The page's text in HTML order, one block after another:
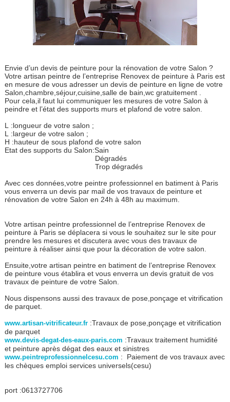
Envie d’un devis de peinture pour la rénovation de votre Salon ?
Votre artisan peintre de l’entreprise Renovex de peinture à Paris est
en mesure de vous adresser un devis de peinture en ligne de votre
Salon,chambre,séjour,cuisine,salle de bain,wc gratuitement .
Pour cela,il faut lui communiquer les mesures de votre Salon à
peindre et l’état des supports murs et plafond de votre salon.
L :longueur de votre salon ;
L :largeur de votre salon ;
H :hauteur de sous plafond de votre salon
Etat des supports du Salon:Sain
Dégradés
Trop dégradés
Avec ces données,votre peintre professionnel en batiment à Paris
vous enverra un devis par mail de vos travaux de peinture et
rénovation de votre Salon en 24h à 48h au maximum.
Votre artisan peintre professionnel de l’entreprise Renovex de
peinture à Paris se déplacera si vous le souhaitez sur le site pour
prendre les mesures et discutera avec vous des travaux de
peinture à réaliser ainsi que pour la décoration de votre salon.
Ensuite,votre artisan peintre en batiment de l’entreprise Renovex
de peinture vous établira et vous enverra un devis gratuit de vos
travaux de peinture de votre Salon.
Nous dispensons aussi des travaux de pose,ponçage et vitrification
de parquet.
www.artisan-vitrificateur.fr:Travaux de pose,ponçage et vitrification
de parquet
www.devis-degat-des-eaux-paris.com :Travaux traitement humidité
et peinture après dégat des eaux et sinistres
www.peintreprofessionnelcesu.com : Paiement de vos travaux avec
les chèques emploi services universels(cesu)
port :0613727706